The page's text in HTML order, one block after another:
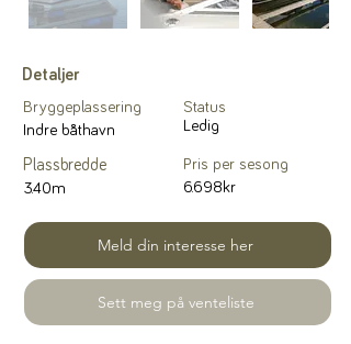
Detaljer
Bryggeplassering
Status
Indre båthavn
Ledig
Plassbredde
3.40m
Pris per sesong
6.698kr
Meld din interesse her
Sett meg på venteliste